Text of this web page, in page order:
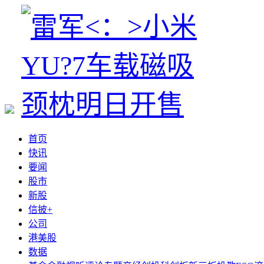
首页
快讯
要闻
股市
新股
信披+
公司
港美股
数据